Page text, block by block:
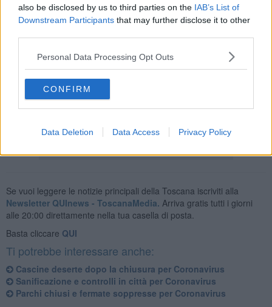
also be disclosed by us to third parties on the IAB’s List of
Downstream Participants that may further disclose it to other
Personal Data Processing Opt Outs
CONFIRM
Data Deletion Data Access Privacy Policy
In piazza Puccini gli agenti hanno intercettato un cittadino indiano in
bicicletta che arrivava da via Rocca Tedalda e voleva andare,
Il secondo denunciato, un 56enne italiano, è stato fermato
proveniente in via del Filarete. Arrivava dal Galluzzo per prendere
una bottiglia di alcol a casa di un’amica.
Se vuoi leggere le notizie principali della Toscana iscriviti alla
Newsletter QUInews - ToscanaMedia. Arriva gratis tutti i giorni
alle 20:00 direttamente nella tua casella di posta.
Basta cliccare QUI
Ti potrebbe interessare anche:
Cascine deserte dopo la chiusura per Coronavirus
Sanificazione e controlli in città per Coronavirus
Parchi chiusi e fermate soppresse per Coronavirus